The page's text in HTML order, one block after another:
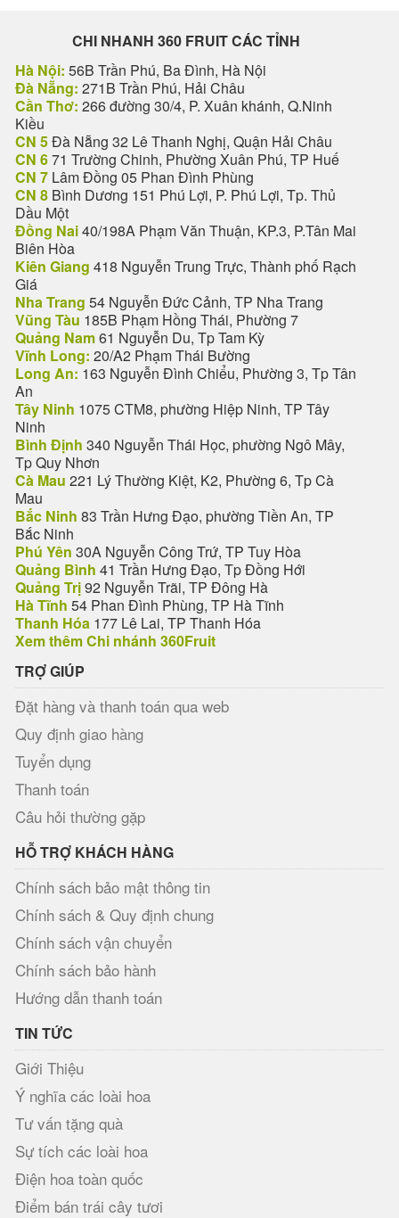
CHI NHANH 360 FRUIT CÁC TỈNH
Hà Nội: 56B Trần Phú, Ba Đình, Hà Nội
Đà Nẵng: 271B Trần Phú, Hải Châu
Cần Thơ: 266 đường 30/4, P. Xuân khánh, Q.Ninh
Kiều
CN 5Đà Nẵng 32 Lê Thanh Nghị, Quận Hải Châu
CN 671 Trường Chinh, Phường Xuân Phú, TP Huế
CN 7 Lâm Đồng 05 Phan Đình Phùng
CN 8 Bình Dương 151 Phú Lợi, P. Phú Lợi, Tp. Thủ
Dầu Một
Đồng Nai40/198A Phạm Văn Thuận, KP.3, P.Tân Mai
Biên Hòa
Kiên Giang 418 Nguyễn Trung Trực, Thành phố Rạch
Giá
Nha Trang 54 Nguyễn Đức Cảnh, TP Nha Trang
Vũng Tàu 185B Phạm Hồng Thái, Phường 7
Quảng Nam61 Nguyễn Du, Tp Tam Kỳ
Vĩnh Long: 20/A2 Phạm Thái Bường
Long An: 163 Nguyễn Đình Chiểu, Phường 3, Tp Tân
An
Tây Ninh 1075 CTM8, phường Hiệp Ninh, TP Tây
Ninh
Bình Định 340 Nguyễn Thái Học, phường Ngô Mây,
Tp Quy Nhơn
Cà Mau 221 Lý Thường Kiệt, K2, Phường 6, Tp Cà
Mau
Bắc Ninh 83 Trần Hưng Đạo, phường Tiền An, TP
Bắc Ninh
Phú Yên 30A Nguyễn Công Trứ, TP Tuy Hòa
Quảng Bình 41 Trần Hưng Đạo, Tp Đồng Hới
Quảng Trị92 Nguyễn Trãi, TP Đông Hà
Hà Tĩnh 54 Phan Đình Phùng, TP Hà Tĩnh
Thanh Hóa 177 Lê Lai, TP Thanh Hóa
Xem thêm Chi nhánh 360Fruit
TRỢ GIÚP
Đặt hàng và thanh toán qua web
Quy định giao hàng
Tuyển dụng
Thanh toán
Câu hỏi thường gặp
HỖ TRỢ KHÁCH HÀNG
Chính sách bảo mật thông tin
Chính sách & Quy định chung
Chính sách vận chuyển
Chính sách bảo hành
Hướng dẫn thanh toán
TIN TỨC
Giới Thiệu
Ý nghĩa các loài hoa
Tư vấn tặng quà
Sự tích các loài hoa
Điện hoa toàn quốc
Điểm bán trái cây tươi